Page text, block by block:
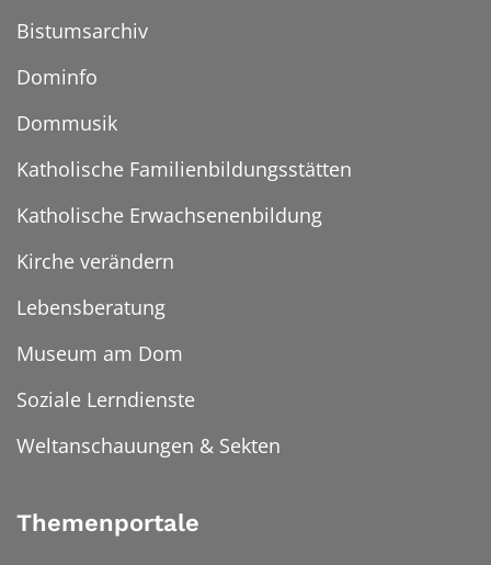
Bistumsarchiv
Dominfo
Dommusik
Katholische Familienbildungsstätten
Katholische Erwachsenenbildung
Kirche verändern
Lebensberatung
Museum am Dom
Soziale Lerndienste
Weltanschauungen & Sekten
Themenportale